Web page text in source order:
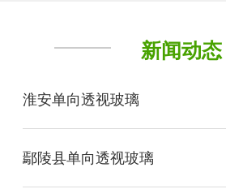
新闻动态
淮安单向透视玻璃
鄢陵县单向透视玻璃